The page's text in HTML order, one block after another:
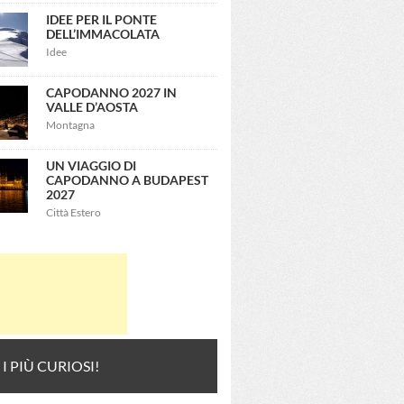
IDEE PER IL PONTE
DELL’IMMACOLATA
Idee
CAPODANNO 2027 IN
VALLE D’AOSTA
Montagna
UN VIAGGIO DI
CAPODANNO A BUDAPEST
2027
Città Estero
I PIÙ CURIOSI!